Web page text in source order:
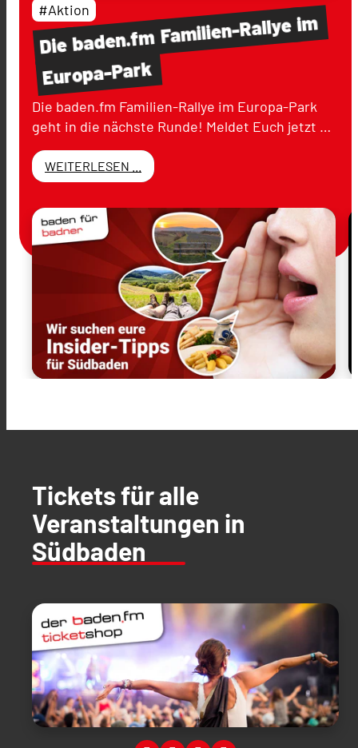
Diebaden.fmFamilien-Rallyeim
Europa-Park
#Aktion
Die baden.fm Familien-Rallye im Europa-Park
geht in die nächste Runde! Meldet Euch jetzt …
WEITERLESEN ...
Tickets für alle
Veranstaltungen in
Südbaden